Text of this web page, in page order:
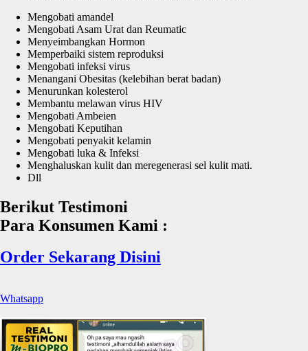
Mengobati amandel
Mengobati Asam Urat dan Reumatic
Menyeimbangkan Hormon
Memperbaiki sistem reproduksi
Mengobati infeksi virus
Menangani Obesitas (kelebihan berat badan)
Menurunkan kolesterol
Membantu melawan virus HIV
Mengobati Ambeien
Mengobati Keputihan
Mengobati penyakit kelamin
Mengobati luka & Infeksi
Menghaluskan kulit dan meregenerasi sel kulit mati.
Dll
Berikut Testimoni
Para Konsumen Kami :
Order Sekarang Disini
Whatsapp